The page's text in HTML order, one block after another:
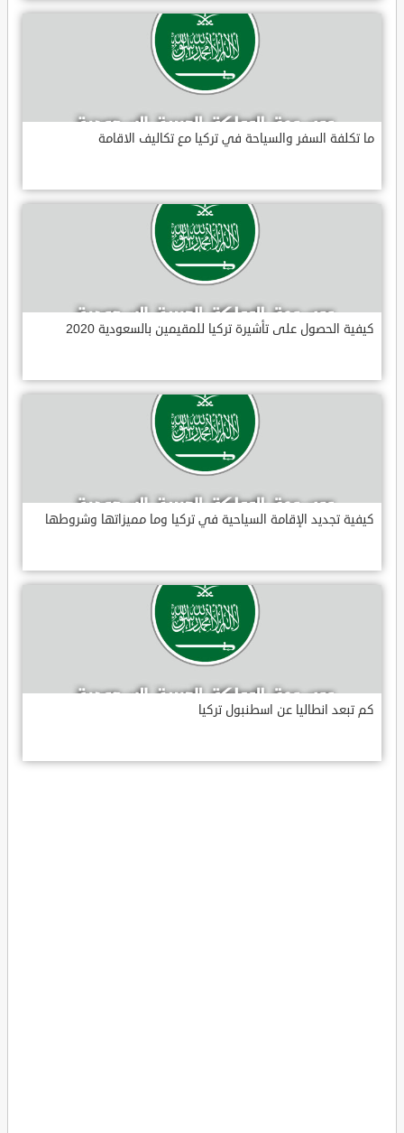
ما تكلفة السفر والسياحة في تركيا مع تكاليف الاقامة
كيفية الحصول على تأشيرة تركيا للمقيمين بالسعودية 2020
كيفية تجديد الإقامة السياحية في تركيا وما مميزاتها وشروطها
كم تبعد انطاليا عن اسطنبول تركيا